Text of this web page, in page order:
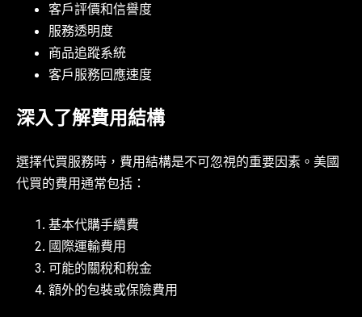
客戶評價和信譽度
服務透明度
商品追蹤系統
客戶服務回應速度
深入了解費用結構
選擇代買服務時，費用結構是不可忽視的重要因素。美國
代買的費用通常包括：
基本代購手續費
國際運輸費用
可能的關稅和稅金
額外的包裝或保險費用